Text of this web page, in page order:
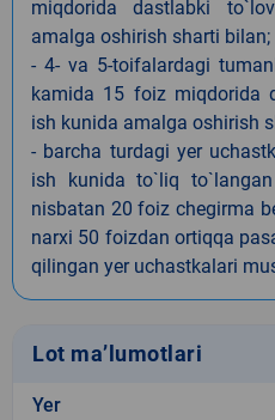
miqdorida dastlabki
amalga oshirish sharti bilan;
- 4- va 5-toifalardagi
kamida 15 foiz miqdorida
ish kunida amalga oshirish
- barcha turdagi yer
ish kunida to`liq
nisbatan 20 foiz chegirma
narxi 50 foizdan ortiqqa
qilingan yer uchastkalari
Lot ma’lumotlari
Yer